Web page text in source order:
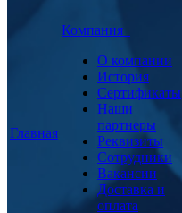
Главная
Компания
О компании
История
Сертификаты
Наши
партнеры
Реквизиты
Сотрудники
Вакансии
Доставка и
оплата